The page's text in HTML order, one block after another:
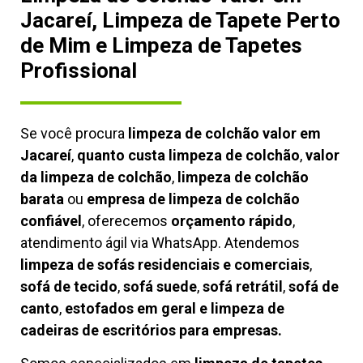
Jacareí, Limpeza de Tapete Perto
de Mim e Limpeza de Tapetes
Profissional
Se você procura limpeza de colchão valor em
Jacareí, quanto custa limpeza de colchão,valor
da limpeza de colchão, limpeza de colchão
barata ou empresa de limpeza de colchão
confiável, oferecemos orçamento rápido,
atendimento ágil via WhatsApp. Atendemos
limpeza desofás residenciais e comerciais,
sofá de tecido,sofá suede,sofá retrátil,sofá de
canto, estofados em geral e limpeza de
cadeiras de escritórios para empresas.